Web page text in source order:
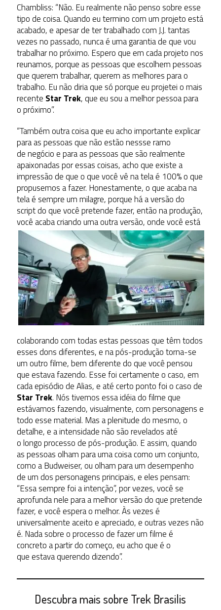
Chambliss: “Não. Eu realmente não penso sobre esse
tipo de coisa. Quando eu termino com um projeto está
acabado, e apesar de ter trabalhado com J.J. tantas
vezes no passado, nunca é uma garantia de que vou
trabalhar no próximo. Espero que em cada projeto nos
reunamos, porque as pessoas que escolhem pessoas
que querem trabalhar, querem as melhores para o
trabalho. Eu não diria que só porque eu projetei o mais
recente Star Trek, que eu sou a melhor pessoa para
o próximo”.
“Também outra coisa que eu acho importante explicar
para as pessoas que não estão nessse ramo
de negócio e para as pessoas que são realmente
apaixonadas por essas coisas, acho que existe a
impressão de que o que você vê na tela é 100% o que
propusemos a fazer. Honestamente, o que acaba na
tela é sempre um milagre, porque há a versão do
script do que você pretende fazer, então na produção,
você acabacriando uma outra versão, onde você está
colaborando com todas estas pessoas que têm todos
esses dons diferentes, e na pós-produção torna-se
um outro filme, bem diferente do que você pensou
que estava fazendo. Esse foi certamente o caso, em
cada episódio de Alias, e até certo ponto foi o caso de
Star Trek. Nós tivemos essa idéia do filme que
estávamos fazendo, visualmente, com personagens e
todo esse material. Mas a plenitude do mesmo, o
detalhe, e a intensidade não são revelados até
o longo processo de pós-produção. E assim, quando
as pessoas olham para uma coisa como um conjunto,
como a Budweiser, ou olham para um desempenho
de um dos personagens principais, e eles pensam:
“Essa sempre foi a intenção”, por vezes, você se
aprofunda nele para a melhor versão do que pretende
fazer, e você espera o melhor. Às vezes é
universalmente aceito e apreciado, e outras vezes não
é. Nada sobre o processo de fazer um filme é
concreto a partir do começo, eu acho que é o
que estava querendo dizendo”.
Descubra mais sobre Trek Brasilis